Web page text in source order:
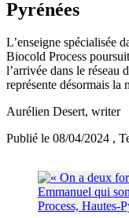
Pyrénées
L’enseigne spécialisée
Biocold Process
l’arrivée dans le réseau
représente désormais la
Aurélien Desert, writer
Publié le 08/04/2024 ,